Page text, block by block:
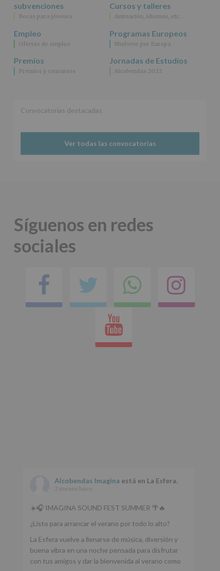
subvenciones
Becas para jóvenes
Cursos y talleres
Animación, idiomas, etc…
Empleo
Ofertas de empleo
Programas Europeos
Muévete por Europa
Premios
Premios y concursos
Jornadas de Estudios
Alcobendas 2022
Convocatorias destacadas
Ver todas las convocatorias
Síguenos en redes
sociales
Facebook
Twitter
en
Youtube
Alcobendas Imagina está en La Esfera.
2 meses hace
☀️🎧 IMAGINA SOUND FEST SUMMER 🌴🔥
¿Listo para arrancar el verano por todo lo alto?
La Esfera vuelve a llenarse de música, diversión y
buena vibra en una noche pensada para disfrutar
con tus amigos y dar la bienvenida al verano como